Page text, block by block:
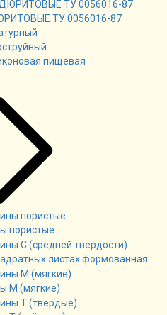
ТУ 0056016-87
пищевая
пористые
листах формованная
М (мягкие)